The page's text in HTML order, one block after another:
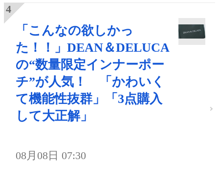
「こんなの欲しかっ
た！！」DEAN＆DELUCA
の“数量限定インナーポー
チ”が人気！ 「かわいく
て機能性抜群」「3点購入
して大正解」
08月08日 07:30